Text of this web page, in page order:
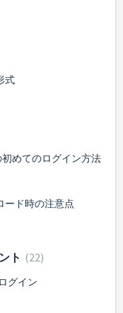
式
めてのログイン方法
ード時の注意点
ト 22
グイン